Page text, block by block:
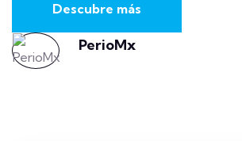
Descubre más
PerioMx